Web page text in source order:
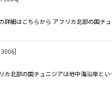
詳細はこちらから アフリカ北部の国
カ北部の国チュニジアは地中海沿岸と